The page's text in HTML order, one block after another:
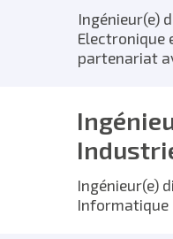
Ingénieur(e)
Electronique
partenariat
Ingénieur(e)
Informatique